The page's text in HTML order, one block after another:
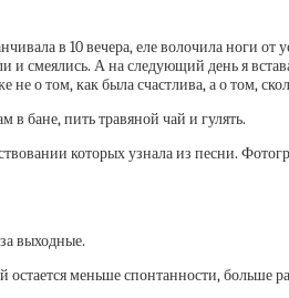
в 10 вечера, еле волочила ноги
смеялись. А на следующий день я
не о том, как была счастлива, а о
бане, пить травяной чай и гулять.
которых узнала из песни.
выходные.
остается меньше спонтанности, больше